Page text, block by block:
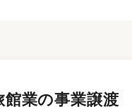
業の事業譲渡